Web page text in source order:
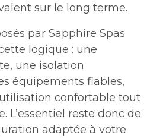
sur le long terme.
par Sapphire Spas
logique : une
une isolation
équipements fiables,
confortable tout
L’essentiel reste donc de
adaptée à votre